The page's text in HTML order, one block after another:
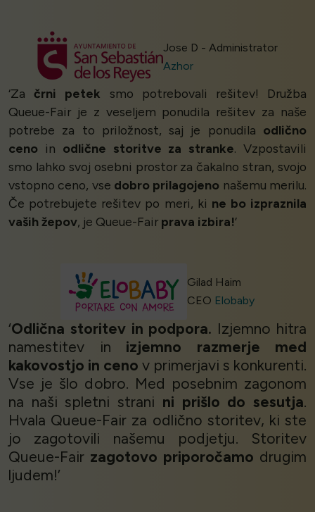
Jose D - Administrator
Azhor
‘Začrni petek smo potrebovali rešitev! Družba
Queue-Fair je z veseljem ponudila rešitev za naše
potrebe za to priložnost, saj je ponudila odlično
ceno in odlične storitve za stranke. Vzpostavili
smo lahko svoj osebni prostor za čakalno stran, svojo
vstopno ceno, vse dobro prilagojeno našemu merilu.
Če potrebujete rešitev po meri, ki ne bo izpraznila
vaših žepov, je Queue-Fair prava izbira!’
Gilad Haim
CEO Elobaby
‘Odlična storitev in podpora. Izjemno hitra
namestitev in izjemno razmerje med
kakovostjo in ceno v primerjavi s konkurenti.
Vse je šlo dobro. Med posebnim zagonom
na naši spletni strani ni prišlo do sesutja.
Hvala Queue-Fair za odlično storitev, ki ste
jo zagotovili našemu podjetju. Storitev
Queue-Fair zagotovo priporočamo drugim
ljudem!’